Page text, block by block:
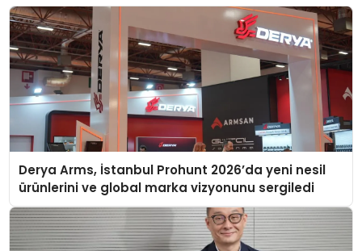
Derya Arms, İstanbul Prohunt 2026’da yeni nesil
ürünlerini ve global marka vizyonunu sergiledi